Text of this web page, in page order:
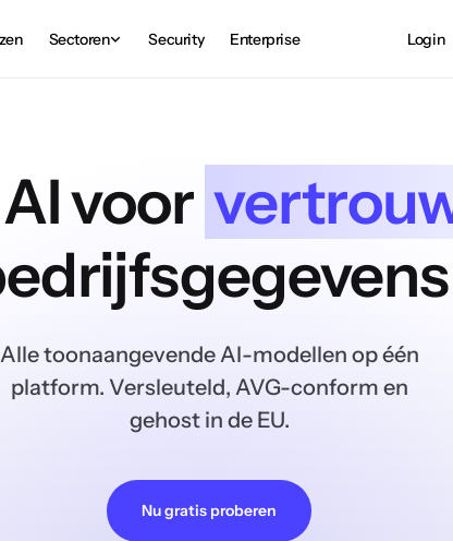
Sectoren Security Enterprise Login
voor
Alle toonaangevende AI-modellen op één
platform. Versleuteld, AVG-conform en
gehost in de EU.
Nu gratis proberen